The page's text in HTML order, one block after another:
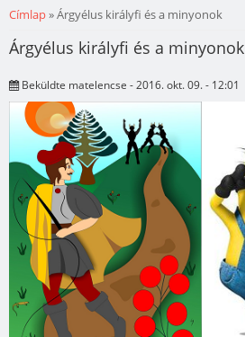
Jelenlegi hely
Címlap» Árgyélus királyfi és a minyonok
Árgyélus királyfi és a minyonok
Beküldte matelencse - 2016. okt. 09. - 12:01